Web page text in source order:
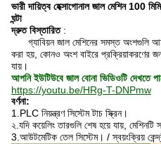
ভারী দায়িত্ব হেক্সাগোনাল জাল মেশিন 100
ঘন্টা
দ্রুত বিস্তারিত:
গ্যাবিয়ন জাল মেশিনের সমস্ত অংশগুলি
করা হয়, কোনও অংশ বাইরে প্রক্রিয়াকরণের
যায়।
আপনি ইউটিউবে জাল বোনা ভিডিওটি দেখতে
https://youtu.be/HRg-T-DNPmw
বর্ণনা:
1.PLC নিয়ন্ত্রণ সিস্টেম টাচ স্ক্রিন।
২.যদি কয়েলিং তারগুলি শেষ হয়ে যায়, মেশিনটি
3.আউটমেটিক তেল সিস্টেম। / স্বয়ংক্রিয়